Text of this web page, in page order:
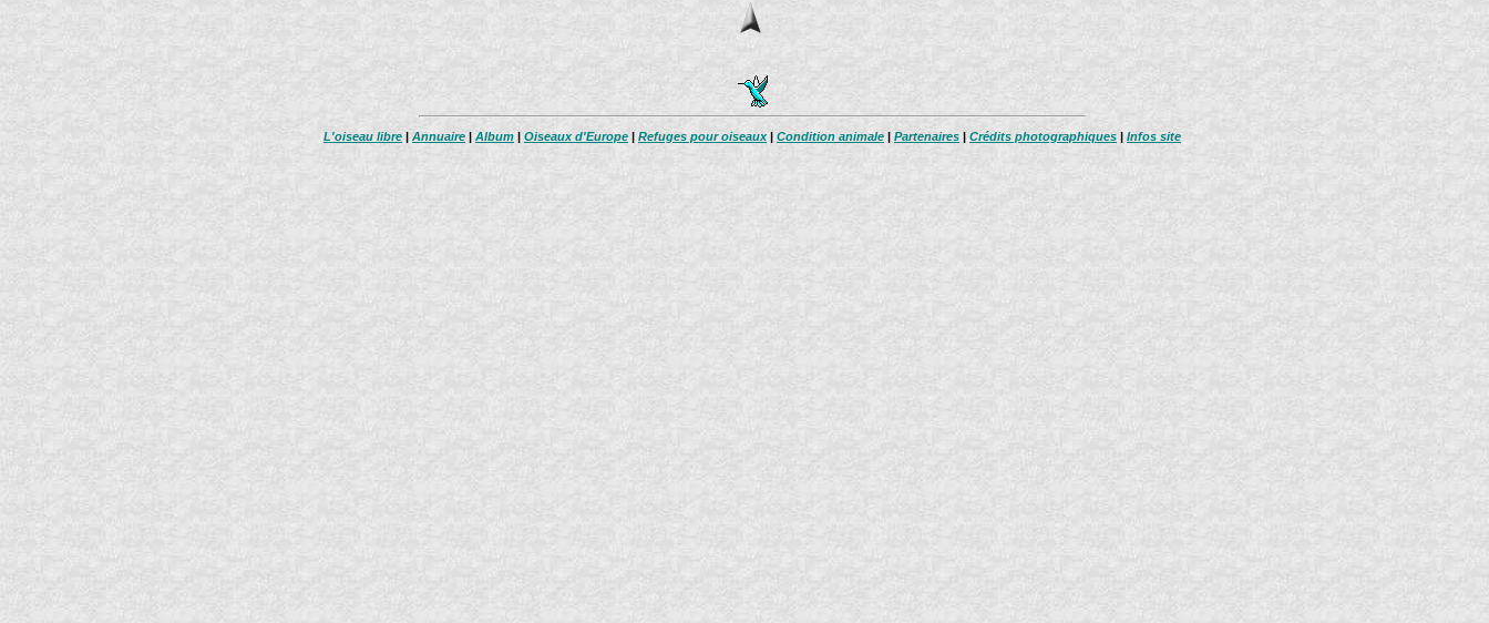
L'oiseau libre | Annuaire | Album | Oiseaux d'Europe | Refuges pour oiseaux| Condition animale | Partenaires | Crédits photographiques | Infos site